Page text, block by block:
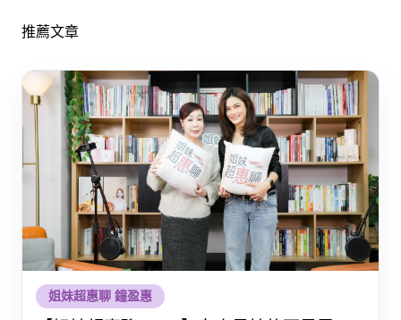
推薦文章
姐妹超惠聊 鐘盈惠